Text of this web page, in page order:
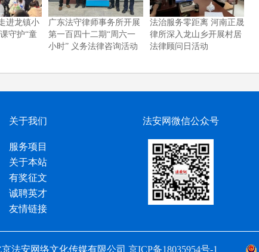
进龙镇小
守护“童
广东法守律师事务所开展
第一百四十二期“周六一
小时” 义务法律咨询活动
法治服务零距离 河南正晟
律所深入龙山乡开展村居
法律顾问日活动
关于我们
服务项目
关于本站
有奖征文
诚聘英才
友情链接
法安网微信公众号
法安网络文化传媒有限公司 京ICP备18035954号-1